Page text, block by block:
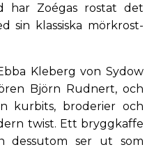
har Zoégas rostat det
sin klassiska mörkrost-
Kleberg von Sydow
Björn Rudnert, och
kurbits, broderier och
twist. Ett bryggkaffe
dessutom ser ut som